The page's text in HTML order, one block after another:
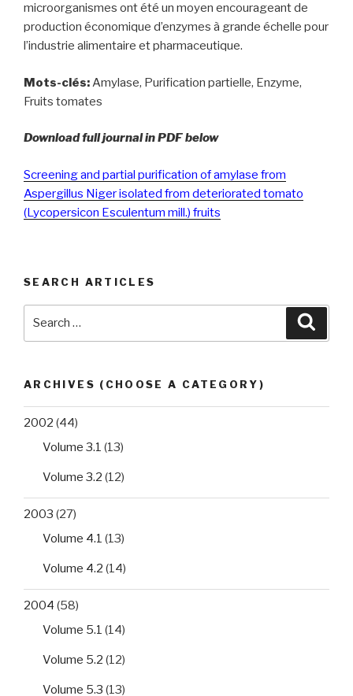
microorganismes ont été un moyen encourageant de
production économique d’enzymes à grande échelle pour
l’industrie alimentaire et pharmaceutique.
Mots-clés:Amylase, Purification partielle, Enzyme,
Fruits tomates
Download full journal in PDF below
Screening and partial purification of amylase from
Aspergillus Niger isolated from deteriorated tomato
(Lycopersicon Esculentum mill.) fruits
SEARCH ARTICLES
ARCHIVES (CHOOSE A CATEGORY)
2002 (44)
Volume 3.1 (13)
Volume 3.2 (12)
2003 (27)
Volume 4.1 (13)
Volume 4.2 (14)
2004 (58)
Volume 5.1 (14)
Volume 5.2 (12)
Volume 5.3 (13)